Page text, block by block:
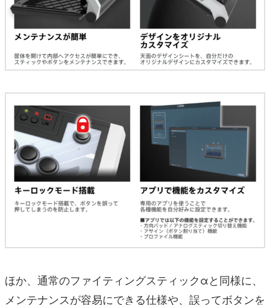
ほか、通常のファイティングスティックαと同様に、
メンテナンスが容易にできる仕様や、誤ってボタンを